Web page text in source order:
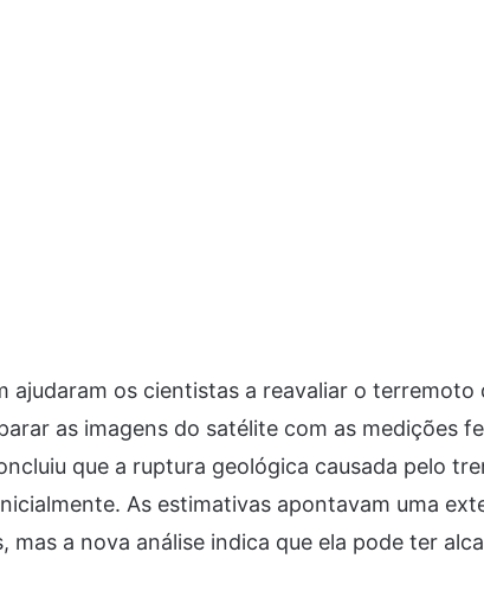
ajudaram os cientistas a reavaliar o terremoto
as imagens do satélite com as medições
que a ruptura geológica causada pelo
As estimativas apontavam uma
mas a nova análise indica que ela pode ter